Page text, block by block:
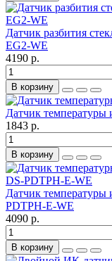
Датчик разбития
EG2-WE
4190 р.
В корзину
Датчик
1843 р.
В корзину
Датчик
PDTPH-E-WE
4090 р.
В корзину